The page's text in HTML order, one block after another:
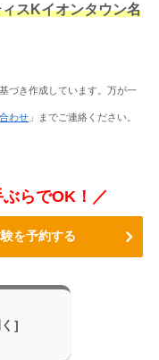
スKイオンタウン名
基づき作成しています。万が一
わせ 」までご連絡ください。
らでOK！／
を予約する